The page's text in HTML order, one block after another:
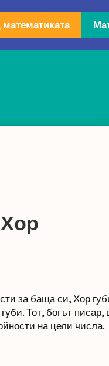
за баща си, Хор
Тот, богът писар,
на цели числа.